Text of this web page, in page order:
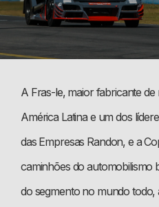
A Fras-le, maior fabricante de
América Latina e um dos
das Empresas Randon, e a
caminhões do automobilismo
do segmento no mundo todo,